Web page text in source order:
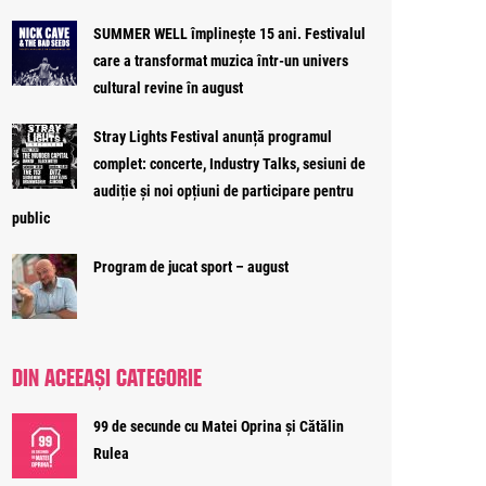
SUMMER WELL împlinește 15 ani. Festivalul
care a transformat muzica într-un univers
cultural revine în august
Stray Lights Festival anunță programul
complet: concerte, Industry Talks, sesiuni de
audiție și noi opțiuni de participare pentru
public
Program de jucat sport – august
DIN ACEEAȘI CATEGORIE
99 de secunde cu Matei Oprina și Cătălin
Rulea